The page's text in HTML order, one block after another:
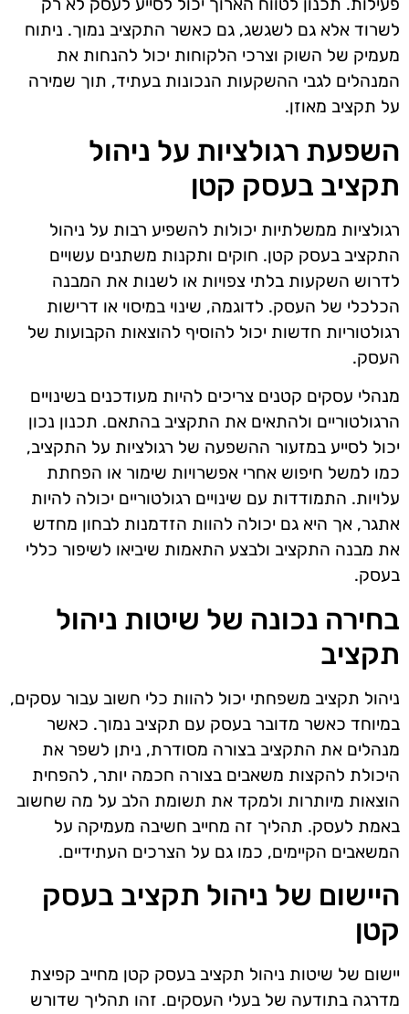
פעילות. תכנון לטווח הארוך יכול לסייע לעסק לא רק
לשרוד אלא גם לשגשג, גם כאשר התקציב נמוך. ניתוח
מעמיק של השוק וצרכי הלקוחות יכול להנחות את
המנהלים לגבי ההשקעות הנכונות בעתיד, תוך שמירה
על תקציב מאוזן.
השפעת רגולציות על ניהול
תקציב בעסק קטן
רגולציות ממשלתיות יכולות להשפיע רבות על ניהול
התקציב בעסק קטן. חוקים ותקנות משתנים עשויים
לדרוש השקעות בלתי צפויות או לשנות את המבנה
הכלכלי של העסק. לדוגמה, שינוי במיסוי או דרישות
רגולטוריות חדשות יכול להוסיף להוצאות הקבועות של
העסק.
מנהלי עסקים קטנים צריכים להיות מעודכנים בשינויים
הרגולטוריים ולהתאים את התקציב בהתאם. תכנון נכון
יכול לסייע במזעור ההשפעה של רגולציות על התקציב,
כמו למשל חיפוש אחרי אפשרויות שימור או הפחתת
עלויות. התמודדות עם שינויים רגולטוריים יכולה להיות
אתגר, אך היא גם יכולה להוות הזדמנות לבחון מחדש
את מבנה התקציב ולבצע התאמות שיביאו לשיפור כללי
בעסק.
בחירה נכונה של שיטות ניהול
תקציב
ניהול תקציב משפחתי יכול להוות כלי חשוב עבור עסקים,
במיוחד כאשר מדובר בעסק עם תקציב נמוך. כאשר
מנהלים את התקציב בצורה מסודרת, ניתן לשפר את
היכולת להקצות משאבים בצורה חכמה יותר, להפחית
הוצאות מיותרות ולמקד את תשומת הלב על מה שחשוב
באמת לעסק. תהליך זה מחייב חשיבה מעמיקה על
המשאבים הקיימים, כמו גם על הצרכים העתידיים.
היישום של ניהול תקציב בעסק
קטן
יישום של שיטות ניהול תקציב בעסק קטן מחייב קפיצת
מדרגה בתודעה של בעלי העסקים. זהו תהליך שדורש